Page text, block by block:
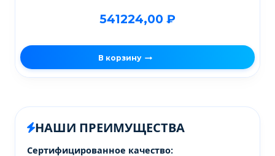
541224,00 ₽
В корзину
НАШИ ПРЕИМУЩЕСТВА
Сертифицированное качество: